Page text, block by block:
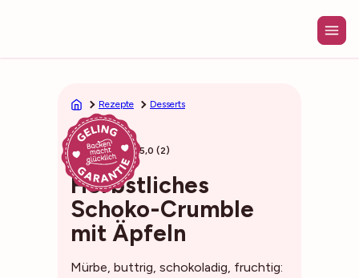
Rezepte Desserts
45min 5,0 (2)
Herbstliches
Schoko-Crumble
mit Äpfeln
Mürbe, buttrig, schokoladig, fruchtig: